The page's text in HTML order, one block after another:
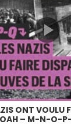
ONT VOULU
– M-N-O-